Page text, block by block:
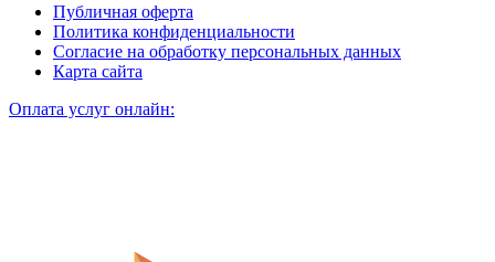
Публичная оферта
Политика конфиденциальности
Согласие на обработку персональных данных
Карта сайта
Оплата услуг онлайн: